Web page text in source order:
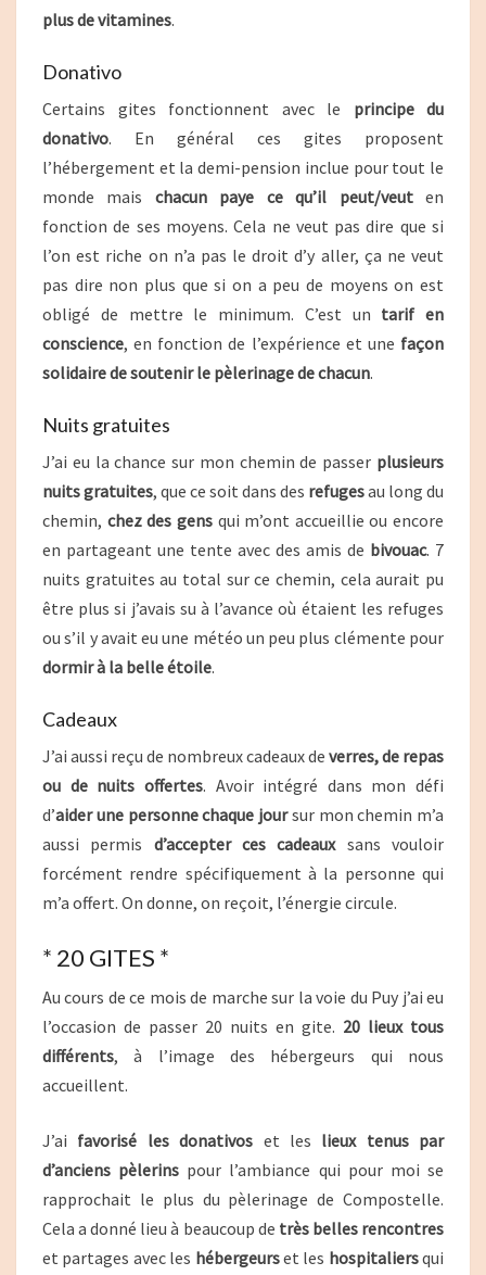
plus de vitamines.
Donativo
Certains gites fonctionnent avec le principe du
donativo. En général ces gites proposent
l’hébergement et la demi-pension inclue pour tout le
monde mais chacun paye ce qu’il peut/veuten
fonction de ses moyens. Cela ne veut pas dire que si
l’on est riche on n’a pas le droit d’y aller, ça ne veut
pas dire non plus que si on a peu de moyens on est
obligé de mettre le minimum. C’est un tarif en
conscience, en fonction de l’expérience et une façon
solidaire de soutenir le pèlerinage de chacun.
Nuits gratuites
J’ai eu la chance sur mon chemin de passer plusieurs
nuits gratuites, que ce soit dans des refugesau long du
chemin, chez des gensqui m’ont accueillie ou encore
en partageant une tente avec des amis de bivouac. 7
nuits gratuites au total sur ce chemin, cela aurait pu
être plus si j’avais su à l’avance où étaient les refuges
ou s’il y avait eu une météo un peu plus clémente pour
dormir à la belle étoile.
Cadeaux
J’ai aussi reçu de nombreux cadeaux de verres, de repas
ou de nuits offertes. Avoir intégré dans mon défi
d’aider une personne chaque joursur mon chemin m’a
aussi permis d’accepter ces cadeauxsans vouloir
forcément rendre spécifiquement à la personne qui
m’a offert. On donne, on reçoit, l’énergie circule.
* 20 GITES *
Au cours de ce mois de marche sur la voie du Puy j’ai eu
l’occasion de passer 20 nuits en gite. 20 lieux tous
différents, à l’image des hébergeurs qui nous
accueillent.
J’ai favorisé les donativos et les lieux tenus par
d’anciens pèlerins pour l’ambiance qui pour moi se
rapprochait le plus du pèlerinage de Compostelle.
Cela a donné lieu à beaucoup de très belles rencontres
et partages avec les hébergeurset les hospitaliersqui